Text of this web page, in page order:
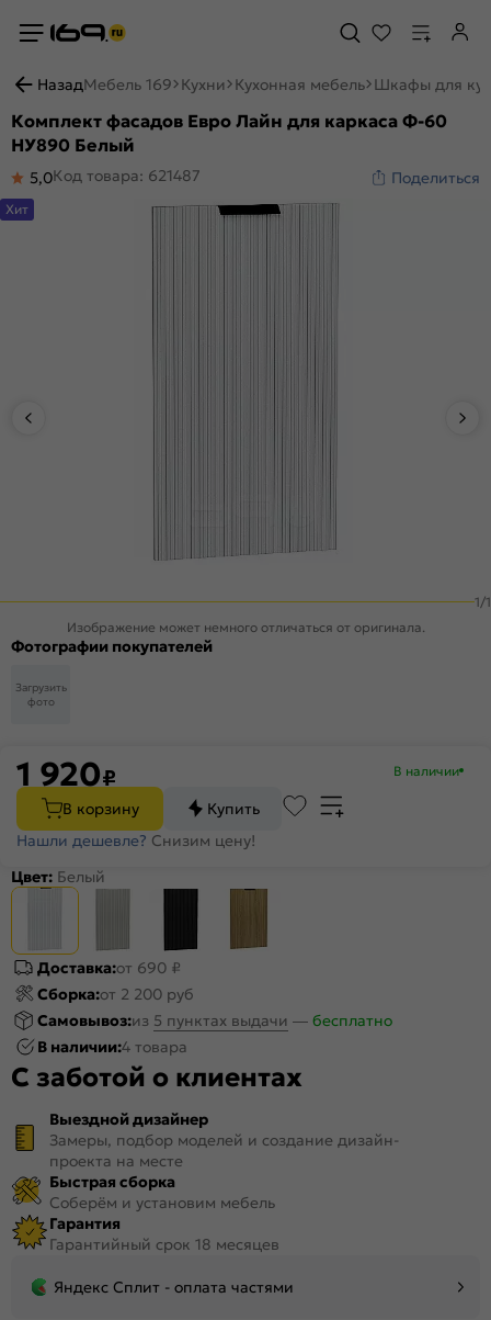
НазадМебель 169 Кухни Кухонная мебель Шкафы для
Комплект фасадов Евро Лайн для каркаса Ф-60
НУ890 Белый
5,0Код товара: 621487 Поделиться
1/1
Хит
Изображение может немного отличаться от оригинала.
Фотографии покупателей
Загрузить
фото
1 920₽ В наличии
В корзину
Купить
Нашли дешевле? Снизим цену!
Цвет: Белый
Доставка:от 690 ₽
Сборка:от 2 200 руб
Самовывоз:из 5 пунктах выдачи — бесплатно
В наличии:4 товара
С заботой о клиентах
Выездной дизайнер
Замеры, подбор моделей и создание дизайн-
проекта на месте
Быстрая сборка
Соберём и установим мебель
Гарантия
Гарантийный срок 18 месяцев
Яндекс Сплит - оплата частями